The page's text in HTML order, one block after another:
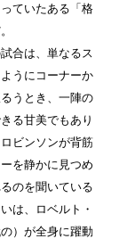
ていたある「格
合は、単なるス
うにコーナーか
うとき、一陣の
る甘美でもあり
ビンソンが背筋
を静かに見つめ
のを聞いている
は、ロベルト・
）が全身に躍動